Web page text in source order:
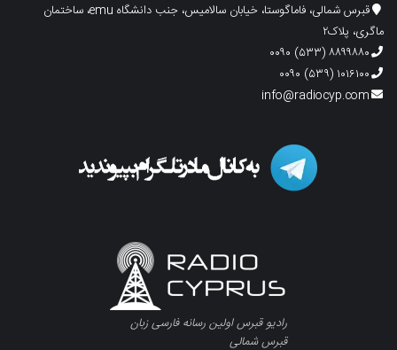
قبرس شمالی، فاماگوستا، خیابان سالامیس، جنب دانشگاه emu، ساختمان
ماگری، پلاک۲
۸۸۹۹۸۸۰ (۵۳۳) ۰۰۹۰
۱۰۱۶۱۰۰ (۵۳۹) ۰۰۹۰
info@radiocyp.com
رادیو قبرس اولین رسانه فارسی زبان
قبرس شمالی